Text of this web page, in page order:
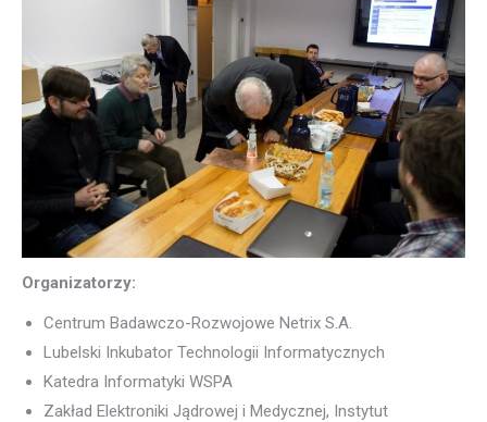
Organizatorzy:
Centrum Badawczo-Rozwojowe Netrix S.A.
Lubelski Inkubator Technologii Informatycznych
Katedra Informatyki WSPA
Zakład Elektroniki Jądrowej i Medycznej, Instytut